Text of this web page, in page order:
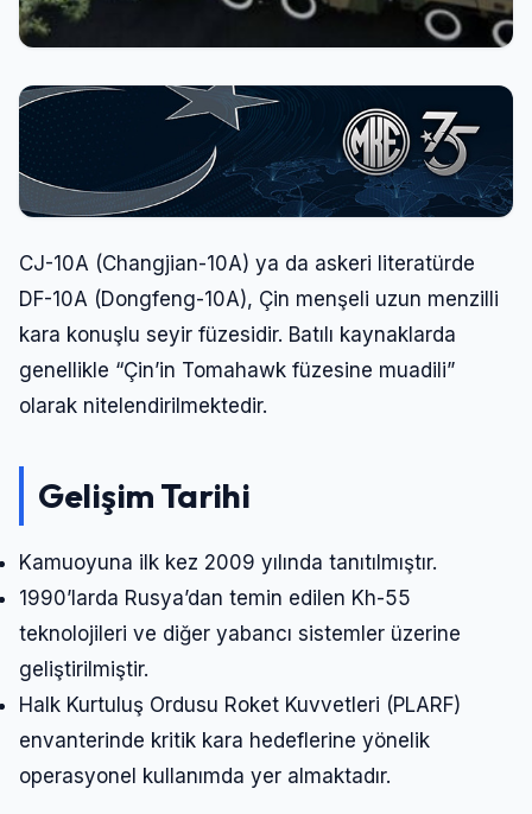
CJ-10A (Changjian-10A) ya da askeri literatürde
DF-10A (Dongfeng-10A), Çin menşeli uzun menzilli
kara konuşlu seyir füzesidir. Batılı kaynaklarda
genellikle “Çin’in Tomahawk füzesine muadili”
olarak nitelendirilmektedir.
Gelişim Tarihi
Kamuoyuna ilk kez 2009 yılında tanıtılmıştır.
1990’larda Rusya’dan temin edilen Kh-55
teknolojileri ve diğer yabancı sistemler üzerine
geliştirilmiştir.
Halk Kurtuluş Ordusu Roket Kuvvetleri (PLARF)
envanterinde kritik kara hedeflerine yönelik
operasyonel kullanımda yer almaktadır.